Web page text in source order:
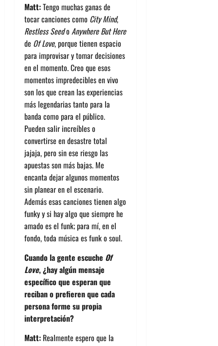
Matt:Tengo muchas ganas de
tocar canciones como City Mind,
Restless Seedo Anywhere But Here
de Of Love, porque tienen espacio
para improvisar y tomar decisiones
en el momento. Creo que esos
momentos impredecibles en vivo
son los que crean las experiencias
más legendarias tanto para la
banda como para el público.
Pueden salir increíbles o
convertirse en desastre total
jajaja, pero sin ese riesgo las
apuestas son más bajas. Me
encanta dejar algunos momentos
sin planear en el escenario.
Además esas canciones tienen algo
funky y si hay algo que siempre he
amado es el funk; para mí, en el
fondo, toda música es funk o soul.
Cuando la gente escuche Of
Love, ¿hay algún mensaje
específico que esperan que
reciban o prefieren que cada
persona forme su propia
interpretación?
Matt: Realmente espero que la